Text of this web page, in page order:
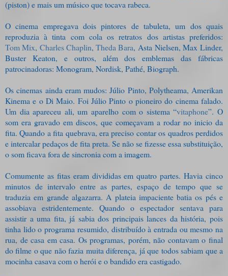
(piston) e mais um músico que tocava rabeca.
O cinema empregava dois pintores de tabuleta, um dos quais
reproduzia à tinta com cola os retratos dos artistas preferidos:
Tom Mix, Charles Chaplin,Theda Bara, Asta Nielsen, Max Linder,
Buster Keaton, e outros, além dos emblemas das fábricas
patrocinadoras: Monogram, Nordisk, Pathé, Biograph.
Os cinemas ainda eram mudos: Júlio Pinto, Polytheama, Amerikan
Kinema e o Di Maio. Foi Júlio Pinto o pioneiro do cinema falado.
Um dia apareceu ali, um aparelho com o sistema “vitaphone”. O
som era gravado em discos, que começavam a rodar no inicio da
fita. Quando a fita quebrava, era preciso contar os quadros perdidos
e intercalar pedaços de fita preta. Se não se fizesse essa substituição,
o som ficava fora de sincronia com a imagem.
Comumente as fitas eram divididas em quatro partes. Havia cinco
minutos de intervalo entre as partes, espaço de tempo que se
traduzia em grande algazarra. A plateia impaciente batia os pés e
assobiava estridentemente. Quando o espectador sentava para
assistir a uma fita, já sabia dos principais lances da história, pois
tinha lido o programa resumido, distribuído à entrada ou mesmo na
rua, de casa em casa. Os programas, porém, não contavam o final
do filme o que não fazia muita diferença, já que todos sabiam que a
mocinha casava com o herói e o bandido era castigado.